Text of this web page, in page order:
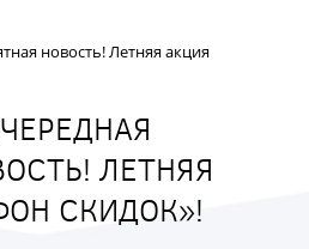
новость! Летняя акция
ЛЕТНЯЯ
СКИДОК»!